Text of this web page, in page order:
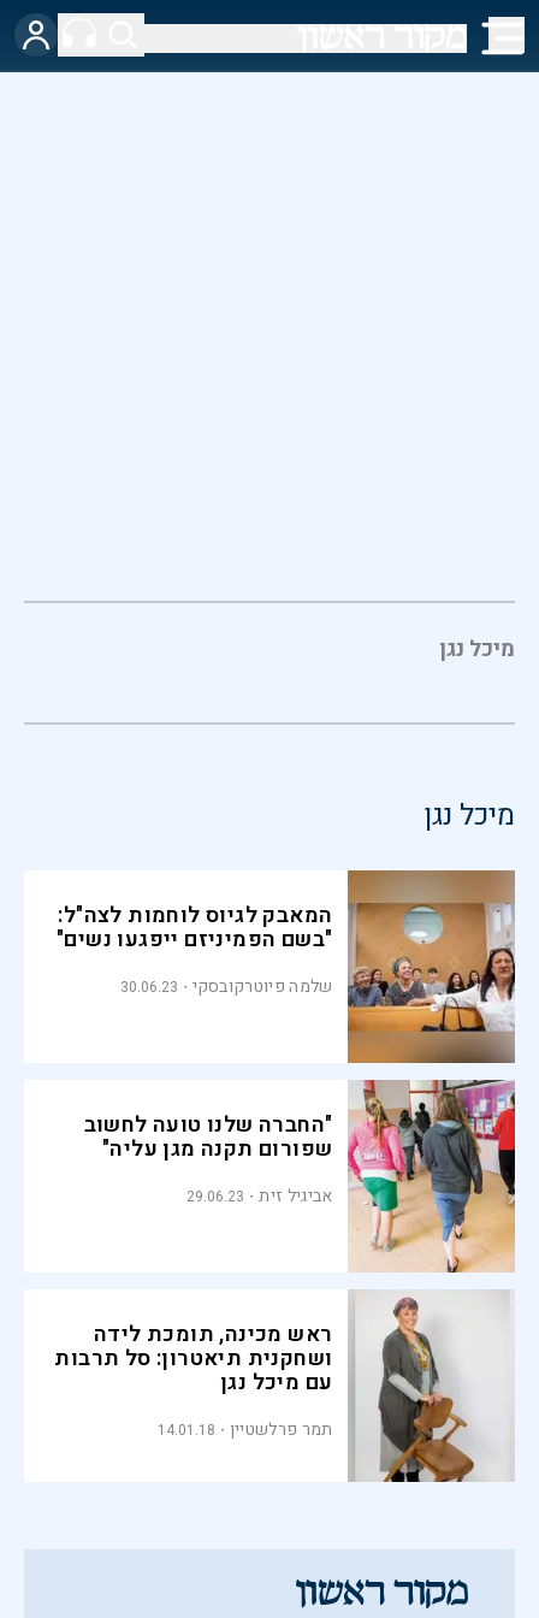
מיכל נגן
מיכל נגן
המאבק לגיוס לוחמות לצה"ל:
"בשם הפמיניזם ייפגעו נשים"
שלמה פיוטרקובסקי 30.06.23
"החברה שלנו טועה לחשוב
שפורום תקנה מגן עליה"
אביגיל זית 29.06.23
ראש מכינה, תומכת לידה
ושחקנית תיאטרון: סל תרבות
עם מיכל נגן
תמר פרלשטיין 14.01.18